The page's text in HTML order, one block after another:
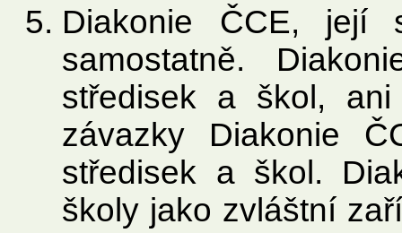
Diakonie ČCE, její
samostatně.
středisek a škol,
závazky Diakonie
středisek a škol.
školy jako zvláštní